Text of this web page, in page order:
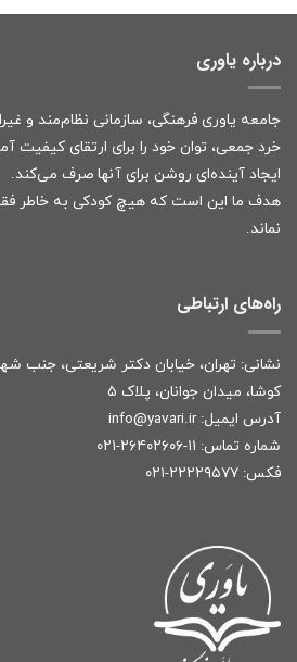
درباره یاوری
جامعه یاوری فرهنگی، سازمانی نظام‌مند و
خرد جمعی، توان خود را برای ارتقای کیفیت
ایجاد آینده‌ای روشن برای آنها صرف می‌کند.
هدف ما این است که هیچ کودکی به خاطر فقر
نماند.
راه‌های ارتباطی
کوشا، میدان جوانان، پلاک ۵
آدرس ایمیل: info@yavari.ir
شماره تماس: ۱۱-۲۶۴۰۲۶۰۶-۰۲۱
فکس: ۲۲۲۲۹۵۷۷-۰۲۱